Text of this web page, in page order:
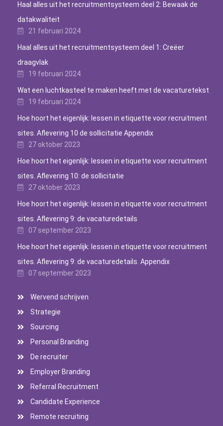
Haal alles uit het recruitmentsysteem deel 2: Bewaak de
datakwaliteit
21 februari 2024
Haal alles uit het recruitmentsysteem deel 1: Creëer
draagvlak
19 februari 2024
Wat een luchtkasteel te maken heeft met de vacaturetekst
19 februari 2024
Hoe hoort het eigenlijk: lessen in etiquette voor recruitment
sites. Aflevering 10 de sollicitatie Appendix
27 oktober 2023
Hoe hoort het eigenlijk: lessen in etiquette voor recruitment
sites. Aflevering 10: de sollicitatie
27 oktober 2023
Hoe hoort het eigenlijk: lessen in etiquette voor recruitment
sites. Aflevering 9: de vacaturedetails
07 september 2023
Hoe hoort het eigenlijk: lessen in etiquette voor recruitment
sites. Aflevering 9: de vacaturedetails. Appendix
07 september 2023
Wervend schrijven
Strategie
Sourcing
Personal Branding
De recruiter
Employer Branding
Referral Recruitment
Candidate Experience
Remote recruiting